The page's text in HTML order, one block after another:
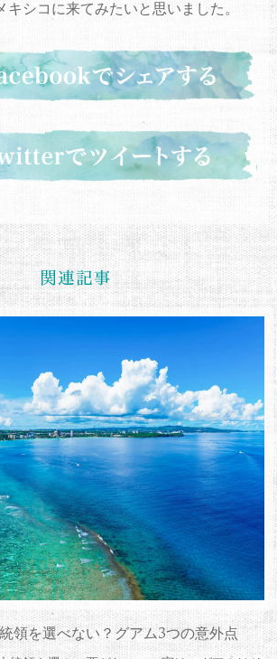
キシコに来てみたいと思いました。
領を選べない？グアム3つの意外点